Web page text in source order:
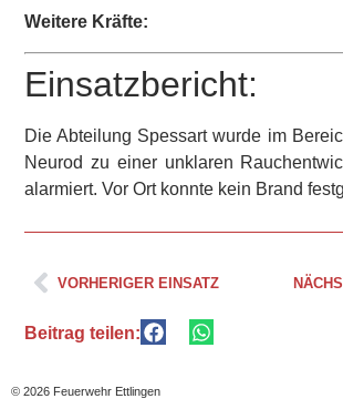
Weitere Kräfte:
Einsatzbericht:
Die Abteilung Spessart wurde im
Neurod zu einer unklaren
alarmiert. Vor Ort konnte kein Brand
VORHERIGER EINSATZ
Beitrag teilen:
© 2026 Feuerwehr Ettlingen